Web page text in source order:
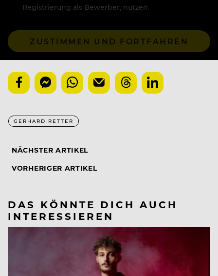
Registrierung als Bewerber, nutzen.
ZUSTIMMEN UND FORTFAHREN
GERHARD RETTER
NÄCHSTER ARTIKEL
VORHERIGER ARTIKEL
DAS KÖNNTE DICH AUCH
INTERESSIEREN